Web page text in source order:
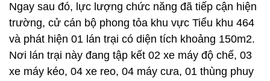
Ngay sau đó, lực lượng chức năng đã tiếp cận hiện
trường, cử cán bộ phong tỏa khu vực Tiểu khu 464
và phát hiện 01 lán trại có diện tích khoảng 150m2.
Nơi lán trại này đang tập kết 02 xe máy độ chế, 03
xe máy kéo, 04 xe reo, 04 máy cưa, 01 thùng phuy